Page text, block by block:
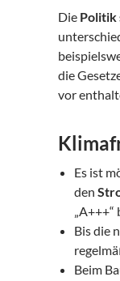
DiePolitik
die
vor
Es ist
den
Bis die
Beim